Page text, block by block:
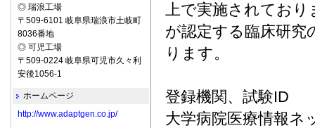
上で実施されており
が認定する臨床研究
ります。
登録機関、試験ID
大学病院医療情報ネ
◎ 瑞浪工場
〒509-6101 岐阜県瑞浪市土岐町
8036番地
◎ 可児工場
〒509-0224 岐阜県可児市久々利
安後1056-1
ホームページ
http://www.adaptgen.co.jp/